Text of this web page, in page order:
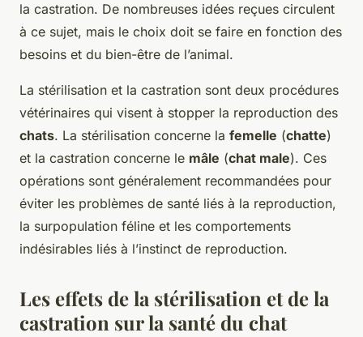
la castration. De nombreuses idées reçues circulent
à ce sujet, mais le choix doit se faire en fonction des
besoins et du bien-être de l’animal.
La stérilisation et la castration sont deux procédures
vétérinaires qui visent à stopper la reproduction des
chats. La stérilisation concerne la femelle (chatte)
et la castration concerne le mâle (chat male). Ces
opérations sont généralement recommandées pour
éviter les problèmes de santé liés à la reproduction,
la surpopulation féline et les comportements
indésirables liés à l’instinct de reproduction.
Les effets de la stérilisation et de la
castration sur la santé du chat